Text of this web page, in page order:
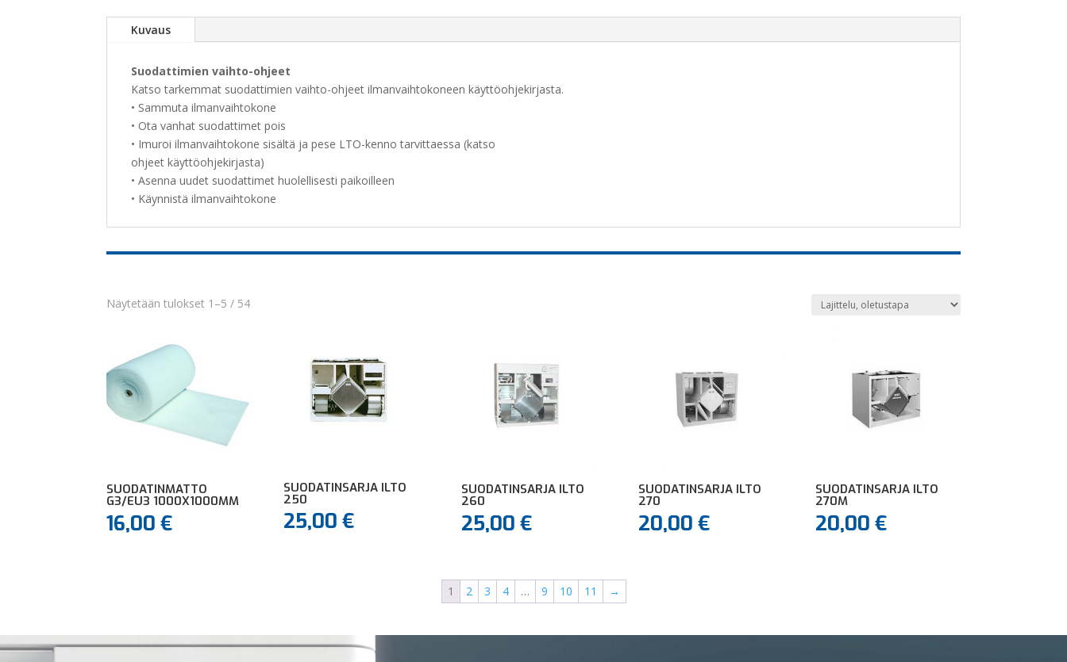
Kuvaus
Suodattimien vaihto-ohjeet
Katso tarkemmat suodattimien vaihto-ohjeet ilmanvaihtokoneen käyttöohjekirjasta.
• Sammuta ilmanvaihtokone
• Ota vanhat suodattimet pois
• Imuroi ilmanvaihtokone sisältä ja pese LTO-kenno tarvittaessa (katso
ohjeet käyttöohjekirjasta)
• Asenna uudet suodattimet huolellisesti paikoilleen
• Käynnistä ilmanvaihtokone
Näytetään tulokset 1–5 / 54
SUODATINMATTO
G3/EU3 1000X1000MM
16,00€
SUODATINSARJA ILTO
250
25,00€
SUODATINSARJA ILTO
260
25,00 €
SUODATINSARJA ILTO
270
20,00 €
SUODATINSARJA ILTO
270M
20,00 €
1 2 3 4 … 9 10 11 →